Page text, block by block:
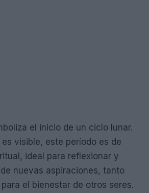
el inicio de un ciclo lunar.
visible, este período es de
ideal para reflexionar y
nuevas aspiraciones, tanto
el bienestar de otros seres.